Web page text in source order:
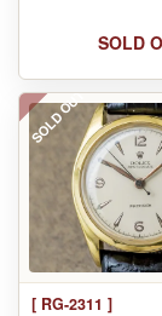
SOLD
SOLD OUT
[ RG-2311 ]